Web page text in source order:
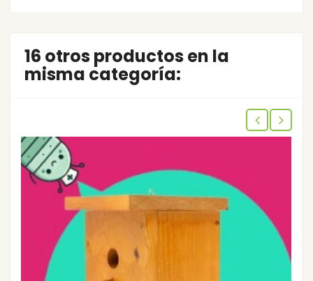
16 otros productos en la
misma categoría: